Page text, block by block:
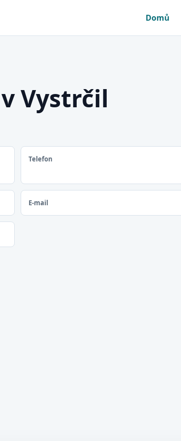
Domů
Vystrčil
Telefon
E-mail